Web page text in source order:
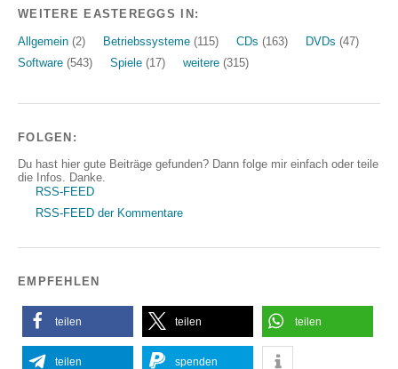
WEITERE EASTEREGGS IN:
Allgemein (2) Betriebssysteme (115) CDs (163) DVDs (47)
Software (543) Spiele (17) weitere (315)
FOLGEN:
Du hast hier gute Beiträge gefunden? Dann folge mir einfach oder teile
die Infos. Danke.
RSS-FEED
RSS-FEED der Kommentare
EMPFEHLEN
teilen teilen teilen
teilen spenden